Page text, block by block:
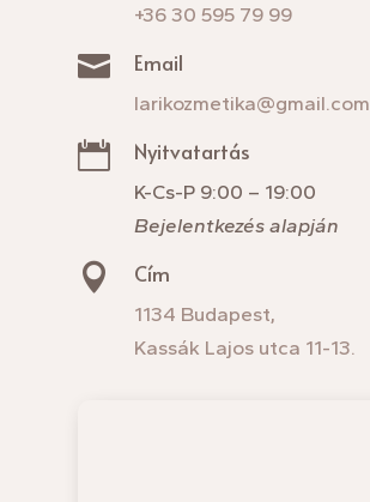
+36 30 595 79 99
 Email
larikozmetika@gmail.com
 Nyitvatartás
K-Cs-P 9:00 – 19:00
Bejelentkezés alapján
 Cím
1134 Budapest,
Kassák Lajos utca 11-13.